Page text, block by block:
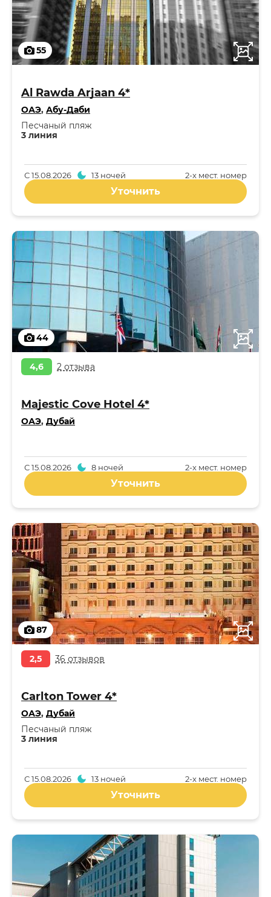
55
Al Rawda Arjaan 4*
ОАЭ, Абу-Даби
3 линия
Песчаный пляж
2-x мест. номер
С15.08.2026 13 ночей
Уточнить
44
4,6 2 отзыва
Majestic Cove Hotel 4*
ОАЭ, Дубай
2-x мест. номер
С15.08.2026 8 ночей
Уточнить
87
2,5 36 отзывов
Carlton Tower 4*
ОАЭ, Дубай
3 линия
Песчаный пляж
2-x мест. номер
С15.08.2026 13 ночей
Уточнить